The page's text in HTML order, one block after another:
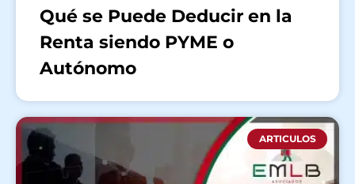
Qué se Puede Deducir en la
Renta siendo PYME o
Autónomo
ARTICULOS